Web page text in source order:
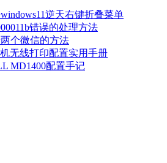
逆天右键折叠菜单
错误的处理方法
个微信的方法
无线打印配置实用手册
MD1400配置手记